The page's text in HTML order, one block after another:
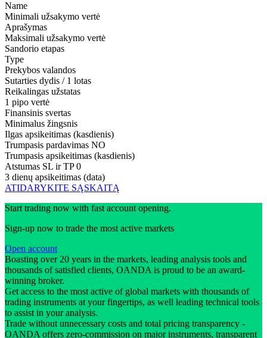
Name
Minimali užsakymo vertė
Aprašymas
Maksimali užsakymo vertė
Sandorio etapas
Type
Prekybos valandos
Sutarties dydis / 1 lotas
Reikalingas užstatas
1 pipo vertė
Finansinis svertas
Minimalus žingsnis
Ilgas apsikeitimas (kasdienis)
Trumpasis pardavimas NO
Trumpasis apsikeitimas (kasdienis)
Atstumas SL ir TP 0
3 dienų apsikeitimas (data)
ATIDARYKITE SĄSKAITĄ
Start trading now with fast account opening.
Sign-up now to trade the most active markets
Open account
Boasting over 20 years in the markets, leading analysis tools and
thousands of satisfied clients, OANDA is proud to be an award-
winning broker.
Get access to the most active of global markets with thousands of
trading instruments at your fingertips, as well leading technical tools
to assist in your analysis.
Trade without unnecessary costs and total pricing transparency -
OANDA offers zero-commission on major instruments, transparent